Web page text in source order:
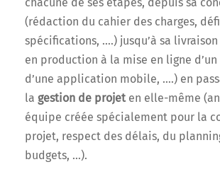
(rédaction du cahier des charges,
spécifications, ….) jusqu’à sa
en production à la mise en ligne
d’une application mobile, ….) en
la gestion de projeten elle-même
équipe créée spécialement pour la
projet, respect des délais, du
budgets, …).